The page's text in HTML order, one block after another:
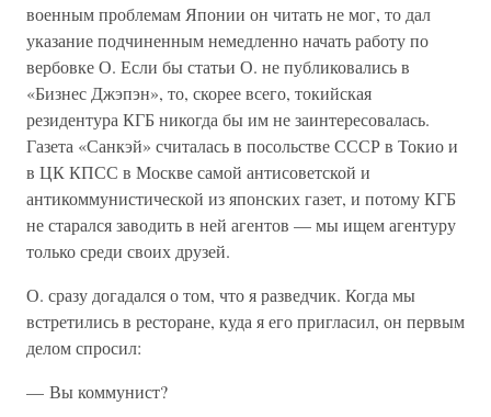
военным проблемам Японии он читать не мог, то дал
указание подчиненным немедленно начать работу по
вербовке О. Если бы статьи О. не публиковались в
«Бизнес Джэпэн», то, скорее всего, токийская
резидентура КГБ никогда бы им не заинтересовалась.
Газета «Санкэй» считалась в посольстве СССР в Токио и
в ЦК КПСС в Москве самой антисоветской и
антикоммунистической из японских газет, и потому КГБ
не старался заводить в ней агентов — мы ищем агентуру
только среди своих друзей.
О. сразу догадался о том, что я разведчик. Когда мы
встретились в ресторане, куда я его пригласил, он первым
делом спросил:
— Вы коммунист?